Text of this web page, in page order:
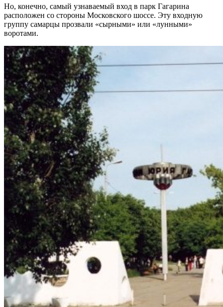
Но, конечно, самый узнаваемый вход в парк Гагарина
расположен со стороны Московского шоссе. Эту входную
группу самарцы прозвали «сырными» или «лунными»
воротами.